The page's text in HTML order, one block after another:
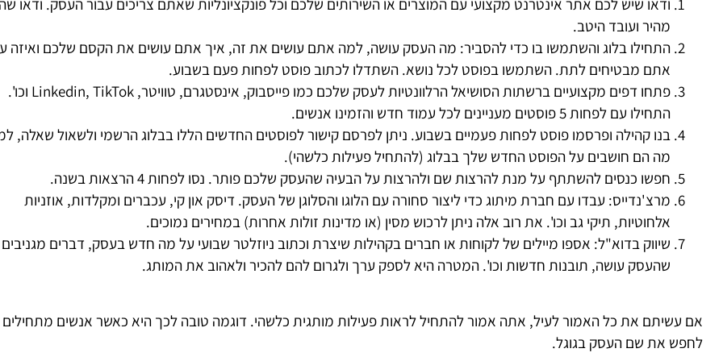
ודאו שיש לכם אתר אינטרנט מקצועי עם המוצרים או השירותים שלכם וכל פונקציונליות שאתם צריכים עבור העסק. ודאו
מהיר ועובד היטב.
התחילו בלוג והשתמשו בו כדי להסביר: מה העסק עושה, למה אתם עושים את זה, איך אתם עושים את הקסם שלכם ואיזה
אתם מבטיחים לתת. השתמשו בפוסט לכל נושא. השתדלו לכתוב פוסט לפחות פעם בשבוע.
פתחו דפים מקצועיים ברשתות הסושיאל הרלוונטיות לעסק שלכם כמו פייסבוק, אינסטגרם, טוויטר, Linkedin, TikTok וכו'.
התחילו עם לפחות 5 פוסטים מעניינים לכל עמוד חדש והזמינו אנשים.
בנו קהילה ופרסמו פוסט לפחות פעמיים בשבוע. ניתן לפרסם קישור לפוסטים החדשים הללו בבלוג הרשמי ולשאול שאלה,
מה הם חושבים על הפוסט החדש שלך בבלוג (להתחיל פעילות כלשהי).
חפשו כנסים להשתתף על מנת להרצות שם ולהרצות על הבעיה שהעסק שלכם פותר. נסו לפחות 4 הרצאות בשנה.
מרצ'נדייס: עבדו עם חברת מיתוג כדי ליצור סחורה עם הלוגו והסלוגן של העסק. דיסק און קי, עכברים ומקלדות, אוזניות
אלחוטיות, תיקי גב וכו'. את רוב אלה ניתן לרכוש מסין (או מדינות זולות אחרות) במחירים נמוכים.
שיווק בדוא"ל: אספו מיילים של לקוחות או חברים בקהילות שיצרת וכתוב ניוזלטר שבועי על מה חדש בעסק, דברים מגניבים
שהעסק עושה, תובנות חדשות וכו'. המטרה היא לספק ערך ולגרום להם להכיר ולאהוב את המותג.
אם עשיתם את כל האמור לעיל, אתה אמור להתחיל לראות פעילות מותגית כלשהי. דוגמה טובה לכך היא כאשר אנשים מתחילים
לחפש את שם העסק בגוגל.